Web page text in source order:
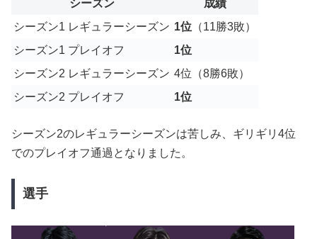
シーズン
成績
シーズン1 レギュラーシーズン 1位 （11勝3敗）
シーズン1 プレイオフ
1位
シーズン2 レギュラーシーズン 4位（8勝6敗）
シーズン2 プレイオフ
1位
シーズン2のレギュラーシーズンは苦しみ、ギリギリ4位
でのプレイオフ通過となりました。
選手